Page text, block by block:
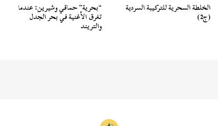
الخلطة السحرية للتركيبة السردية
(ج2)
“بحرية” حماقي وشيرين: عندما
تغرق الأغنية في بحر الجدل
والتريند